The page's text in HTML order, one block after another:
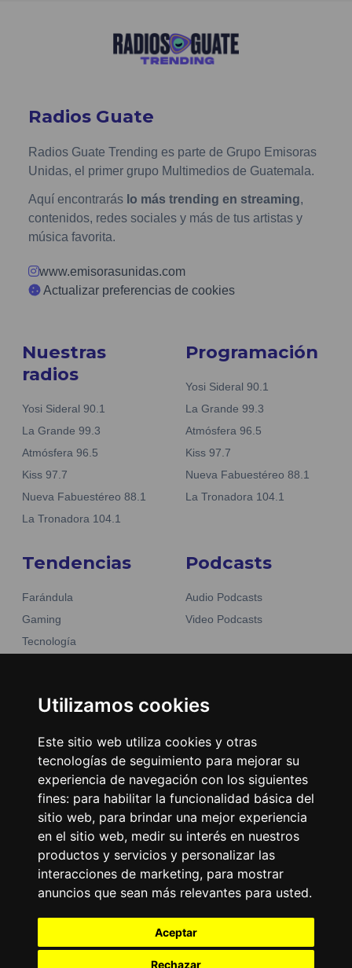
Utilizamos cookies
Este sitio web utiliza cookies y otras
tecnologías de seguimiento para mejorar su
experiencia de navegación con los siguientes
fines: para habilitar la funcionalidad básica del
sitio web, para brindar una mejor experiencia
en el sitio web, medir su interés en nuestros
productos y servicios y personalizar las
interacciones de marketing, para mostrar
anuncios que sean más relevantes para usted.
Aceptar
Rechazar
Radios Guate
Radios Guate Trending es parte de Grupo Emisoras
Unidas, el primer grupo Multimedios de Guatemala.
Aquí encontrarás lo más trending en streaming,
contenidos, redes sociales y más de tus artistas y
música favorita.
www.emisorasunidas.com
Actualizar preferencias de cookies
Nuestras
radios
Yosi Sideral 90.1
La Grande 99.3
Atmósfera 96.5
Kiss 97.7
Nueva Fabuestéreo 88.1
La Tronadora 104.1
Programación
Yosi Sideral 90.1
La Grande 99.3
Atmósfera 96.5
Kiss 97.7
Nueva Fabuestéreo 88.1
La Tronadora 104.1
Tendencias
Farándula
Gaming
Tecnología
Noticias
Podcasts
Audio Podcasts
Video Podcasts
Emisoras Unidas
Encuéntranos
Contacto
Términos y condiciones
Directorio